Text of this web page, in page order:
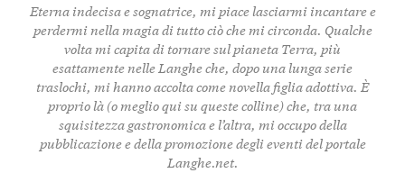
Eterna indecisa e sognatrice, mi piace lasciarmi incantare e
perdermi nella magia di tutto ciò che mi circonda. Qualche
volta mi capita di tornare sul pianeta Terra, più
esattamente nelle Langhe che, dopo una lunga serie
traslochi, mi hanno accolta come novella figlia adottiva. È
proprio là (o meglio qui su queste colline) che, tra una
squisitezza gastronomica e l’altra, mi occupo della
pubblicazione e della promozione degli eventi del portale
Langhe.net.